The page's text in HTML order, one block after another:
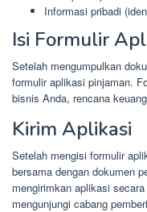
Informasi pribadi
Isi Formulir
Setelah mengumpulkan
formulir aplikasi pinjaman.
bisnis Anda, rencana
Kirim Aplikasi
Setelah mengisi formulir
bersama dengan dokumen
mengirimkan aplikasi
mengunjungi cabang